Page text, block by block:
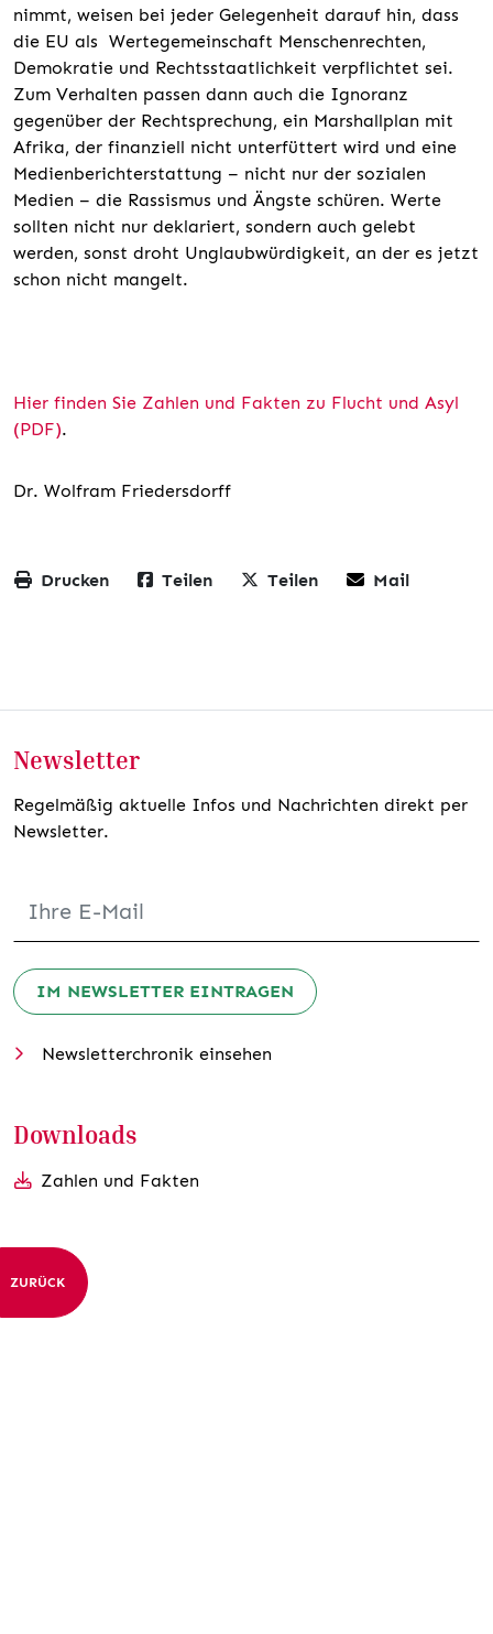
nimmt, weisen bei jeder Gelegenheit darauf hin, dass
die EU als Wertegemeinschaft Menschenrechten,
Demokratie und Rechtsstaatlichkeit verpflichtet sei.
Zum Verhalten passen dann auch die Ignoranz
gegenüber der Rechtsprechung, ein Marshallplan mit
Afrika, der finanziell nicht unterfüttert wird und eine
Medienberichterstattung – nicht nur der sozialen
Medien – die Rassismus und Ängste schüren. Werte
sollten nicht nur deklariert, sondern auch gelebt
werden, sonst droht Unglaubwürdigkeit, an der es jetzt
schon nicht mangelt.
Hier finden Sie Zahlen und Fakten zu Flucht und Asyl
(PDF).
Dr. Wolfram Friedersdorff
Drucken Teilen Teilen Mail
Newsletter
Regelmäßig aktuelle Infos und Nachrichten direkt per
Newsletter.
IM NEWSLETTER EINTRAGEN
Newsletterchronik einsehen
Downloads
Zahlen und Fakten
ZURÜCK